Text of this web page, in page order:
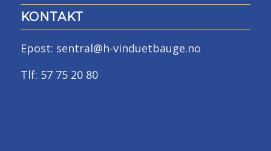
KONTAKT
Epost: sentral@h-vinduetbauge.no
Tlf: 57 75 20 80